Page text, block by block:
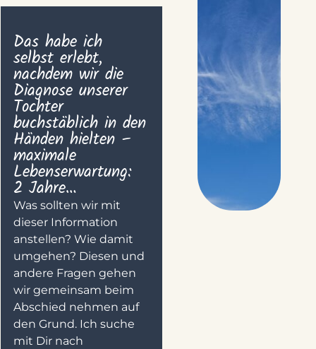
Das habe ich
selbst erlebt,
nachdem wir die
Diagnose unserer
Tochter
buchstäblich in den
Händen hielten –
maximale
Lebenserwartung:
2 Jahre…
Was sollten wir mit
dieser Information
anstellen? Wie damit
umgehen? Diesen und
andere Fragen gehen
wir gemeinsam beim
Abschied nehmen auf
den Grund. Ich suche
mit Dir nach